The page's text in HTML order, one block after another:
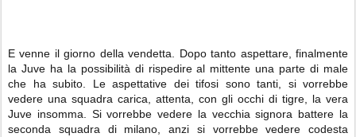
E venne il giorno della vendetta. Dopo tanto aspettare, finalmente
la Juve ha la possibilità di rispedire al mittente una parte di male
che ha subito. Le aspettative dei tifosi sono tanti, si vorrebbe
vedere una squadra carica, attenta, con gli occhi di tigre, la vera
Juve insomma. Si vorrebbe vedere la vecchia signora battere la
seconda squadra di milano, anzi si vorrebbe vedere codesta